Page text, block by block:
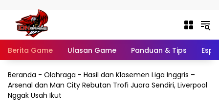
Berita Game Ulasan Game Panduan & Tips
Beranda - Olahraga - Hasil dan Klasemen Liga Inggris –
Arsenal dan Man City Rebutan Trofi Juara Sendiri, Liverpool
Nggak Usah Ikut